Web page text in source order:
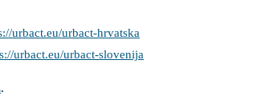
urbact.eu/urbact-hrvatska
urbact.eu/urbact-slovenija
.